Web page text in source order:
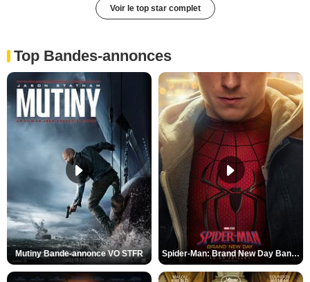
Voir le top star complet
Top Bandes-annonces
Mutiny Bande-annonce VO STFR Spider-Man: Brand New Day Bande-annonce VO STFR